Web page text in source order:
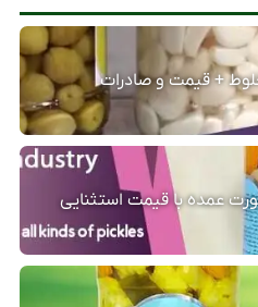
+ قیمت و صادرات
عمده با قیمت استثنایی